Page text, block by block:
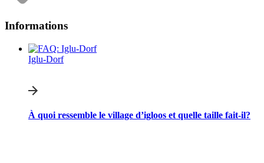
Informations
Iglu-Dorf
À quoi ressemble le village d’igloos et quelle taille fait-il?